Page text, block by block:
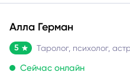
Алла Герман
5 Таролог, психолог,